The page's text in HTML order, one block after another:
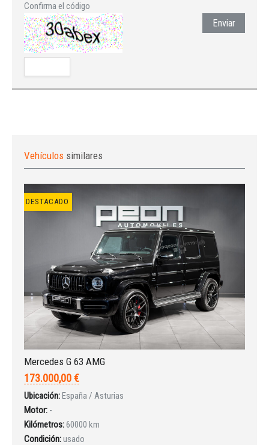
Iniciar sesión
Confirma el código
Enviar
Vehículos similares
DESTACADO
Mercedes G 63 AMG
173.000,00 €
Ubicación:España / Asturias
Motor: -
Kilómetros:60000 km
Condición:usado